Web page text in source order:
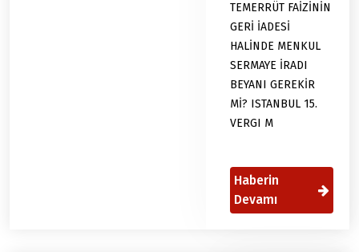
TEMERRÜT FAİZİNİN
GERİ İADESİ
HALİNDE MENKUL
SERMAYE İRADI
BEYANI GEREKİR
Mİ? ISTANBUL 15.
VERGI M
Haberin
Devamı